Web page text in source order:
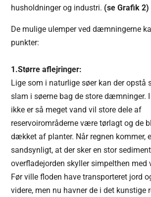
husholdninger og industri. (se Grafik 2)
De mulige ulemper ved dæmningerne
punkter:
1.Større aflejringer:
Lige som i naturlige søer kan der opstå
slam i søerne bag de store dæmninger.
ikke er så meget vand vil store dele af
reservoirområderne være tørlagt og de
dækket af planter. Når regnen kommer,
sandsynligt, at der sker en stor
overfladejorden skyller simpelthen med
Før ville floden have transporteret jord
videre, men nu havner de i det kunstige